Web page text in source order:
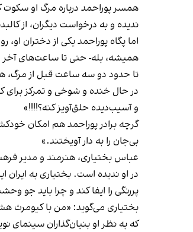
همسر پوراحمد درباره مرگ او سکوت
ندیده و به درخواست دیگران، از
اما پگاه پوراحمد یکی از دختران
همیشه، بله- حتی تا ساعت‌های
تا حدود دو سه ساعت قبل از مرگ،
در حال خنده و شوخی و تمرکز
و آسیب‌دیده حلق‌آویز کنه؟!!!!»
گرچه برادر پوراحمد هم امکان
بی‌جان را به دار آویختند.»
عباس بختیاری، هنرمند و مدیر
در او ندیده است. بختیاری به
پررنگی را ایفا کند و چرا باید جو
بختیاری می‌گوید: «من با کیومرث
که به نظر او بنیان‌گذاران سینمای